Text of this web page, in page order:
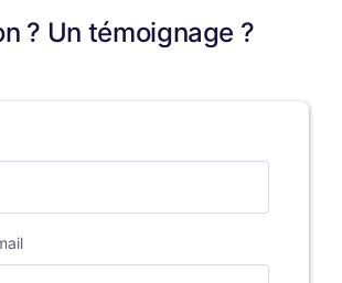
? Un témoignage ?